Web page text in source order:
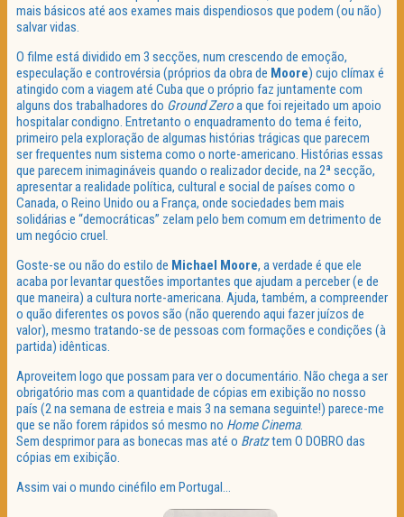
mais básicos até aos exames mais dispendiosos que podem (ou não)
salvar vidas.
O filme está dividido em 3 secções, num crescendo de emoção,
especulação e controvérsia (próprios da obra de Moore) cujo clímax é
atingido com a viagem até Cuba que o próprio faz juntamente com
alguns dos trabalhadores do Ground Zeroa que foi rejeitado um apoio
hospitalar condigno. Entretanto o enquadramento do tema é feito,
primeiro pela exploração de algumas histórias trágicas que parecem
ser frequentes num sistema como o norte-americano. Histórias essas
que parecem inimagináveis quando o realizador decide, na 2ª secção,
apresentar a realidade política, cultural e social de países como o
Canada, o Reino Unido ou a França, onde sociedades bem mais
solidárias e “democráticas” zelam pelo bem comum em detrimento de
um negócio cruel.
Goste-se ou não do estilo de Michael Moore, a verdade é que ele
acaba por levantar questões importantes que ajudam a perceber (e de
que maneira) a cultura norte-americana. Ajuda, também, a compreender
o quão diferentes os povos são (não querendo aqui fazer juízos de
valor), mesmo tratando-se de pessoas com formações e condições (à
partida) idênticas.
Aproveitem logo que possam para ver o documentário. Não chega a ser
obrigatório mas com a quantidade de cópias em exibição no nosso
país (2 na semana de estreia e mais 3 na semana seguinte!) parece-me
que se não forem rápidos só mesmo no Home Cinema.
Sem desprimor para as bonecas mas até o Bratztem O DOBRO das
cópias em exibição.
Assim vai o mundo cinéfilo em Portugal…